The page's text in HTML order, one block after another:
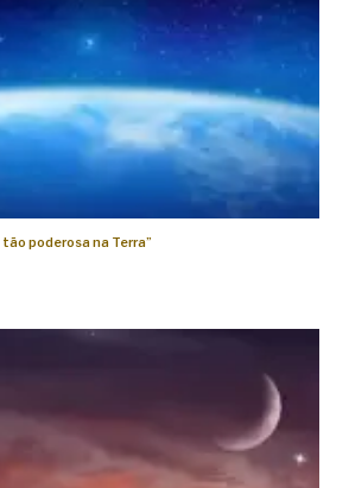
tão poderosa na Terra”